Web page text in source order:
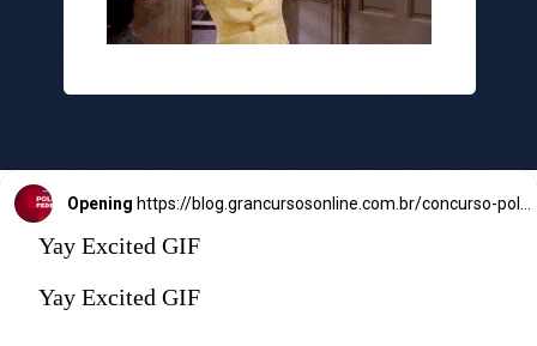
Opening
Yay Excited GIF
Yay Excited GIF